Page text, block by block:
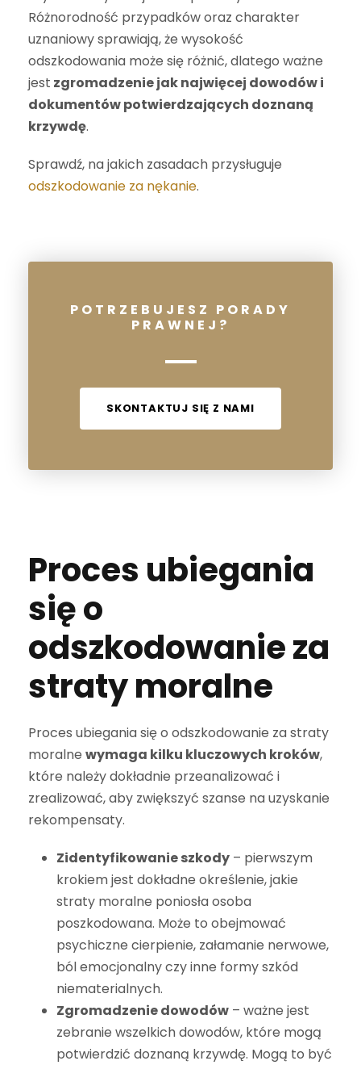
Różnorodność przypadków oraz charakter
uznaniowy sprawiają, że wysokość
odszkodowania może się różnić, dlatego ważne
jest zgromadzenie jak najwięcej dowodów i
dokumentów potwierdzających doznaną
krzywdę.
Sprawdź, na jakich zasadach przysługuje
odszkodowanie za nękanie.
POTRZEBUJESZ PORADY
PRAWNEJ?
SKONTAKTUJ SIĘ Z NAMI
Proces ubiegania
się o
odszkodowanie za
straty moralne
Proces ubiegania się o odszkodowanie za straty
moralne wymaga kilku kluczowych kroków,
które należy dokładnie przeanalizować i
zrealizować, aby zwiększyć szanse na uzyskanie
rekompensaty.
Zidentyfikowanie szkody – pierwszym
krokiem jest dokładne określenie, jakie
straty moralne poniosła osoba
poszkodowana. Może to obejmować
psychiczne cierpienie, załamanie nerwowe,
ból emocjonalny czy inne formy szkód
niematerialnych.
Zgromadzenie dowodów – ważne jest
zebranie wszelkich dowodów, które mogą
potwierdzić doznaną krzywdę. Mogą to być